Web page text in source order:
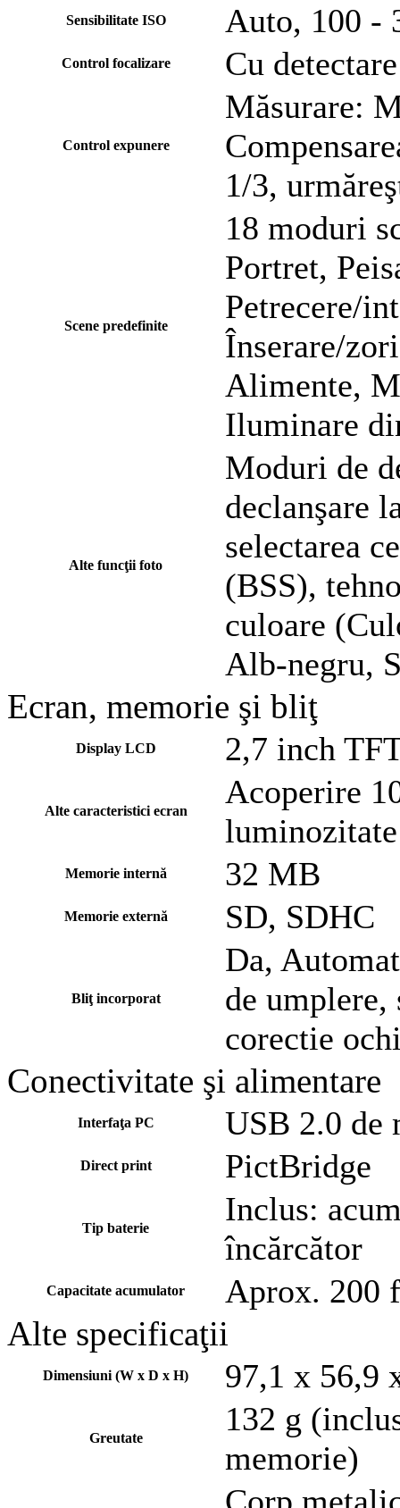
Sensibilitate ISO Auto, 100 -
Control focalizare Cu
Control expunere
Măsurare:
1/3,
Scene predefinite
18 moduri
Portret,
Petrecere/
Înserare/
Alimente,
Iluminare
Alte funcţii foto
Moduri de
declanşare
selectarea
(BSS),
culoare
Alb-negru,
Ecran, memorie şi bliţ
Display LCD 2,7 inch
Alte caracteristici ecran
Acoperire
luminozitate
Memorie internă 32 MB
Memorie externă SD, SDHC
Bliţ incorporat
Da,
de umplere,
corectie
Conectivitate şi alimentare
Interfaţa PC USB 2.0 de
Direct print PictBridge
Tip baterie
Inclus:
încărcător
Capacitate acumulator Aprox. 200
Alte specificaţii
Dimensiuni (W x D x H) 97,1 x 56,9
Greutate
132 g
memorie)